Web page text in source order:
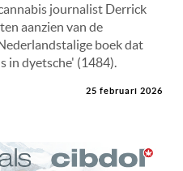
journalist Derrick
aanzien van de
boek dat
in dyetsche' (1484).
25 februari 2026